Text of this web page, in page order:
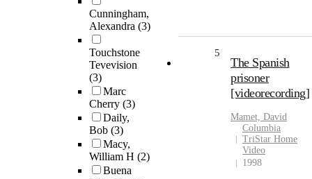
Cunningham,
Alexandra (3)
Touchstone
Tevevision
(3)
Marc
Cherry (3)
Daily,
Bob (3)
Macy,
William H (2)
Buena
5
The Spanish
prisoner
[videorecording]
Mamet, David
Columbia
TriStar Home
Video
1998